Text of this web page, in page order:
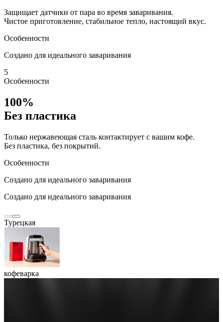
Защищает датчики от пара во время заваривания.
Чистое приготовление, стабильное тепло, настоящий вкус.
Особенности
Создано для идеального заваривания
5
Особенности
100%
Без пластика
Только нержавеющая сталь контактирует с вашим кофе.
Без пластика, без покрытий.
Особенности
Создано для идеального заваривания
Создано для идеального заваривания
Турецкая
кофеварка